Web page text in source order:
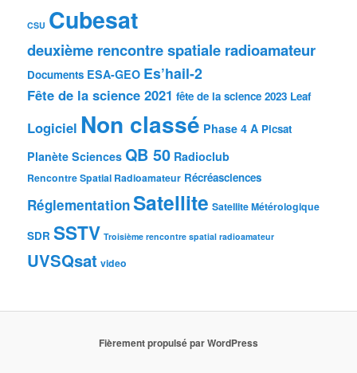
CSU Cubesat
deuxième rencontre spatiale radioamateur
Documents ESA-GEO Es’hail-2
Fête de la science 2021 fête de la science 2023 Leaf
Logiciel Non classé Phase 4 A Picsat
Planète Sciences QB 50 Radioclub
Rencontre Spatial Radioamateur Récréasciences
RéglementationSatellite Satellite Métérologique
SDR SSTV Troisième rencontre spatial radioamateur
UVSQsat video
Fièrement propulsé par WordPress